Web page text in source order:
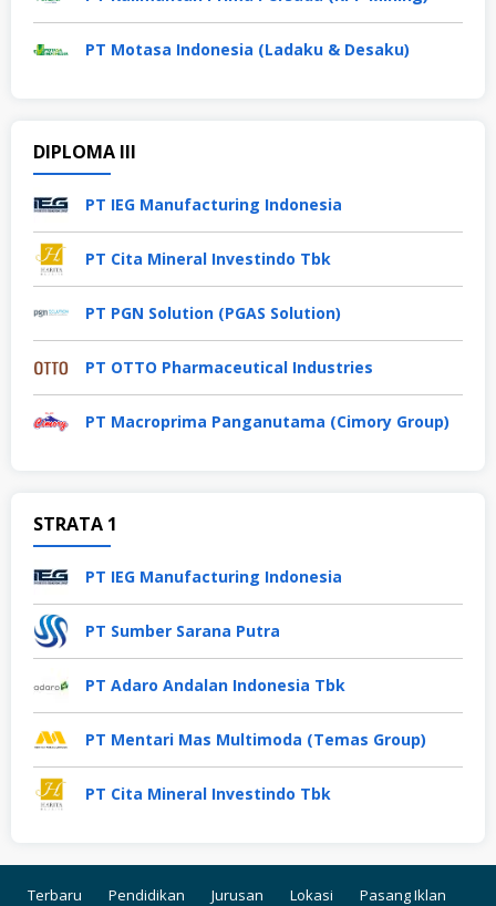
PT Motasa Indonesia (Ladaku & Desaku)
DIPLOMA III
PT IEG Manufacturing Indonesia
PT Cita Mineral Investindo Tbk
PT PGN Solution (PGAS Solution)
PT OTTO Pharmaceutical Industries
PT Macroprima Panganutama (Cimory Group)
STRATA 1
PT IEG Manufacturing Indonesia
PT Sumber Sarana Putra
PT Adaro Andalan Indonesia Tbk
PT Mentari Mas Multimoda (Temas Group)
PT Cita Mineral Investindo Tbk
Terbaru Pendidikan Jurusan Lokasi Pasang Iklan